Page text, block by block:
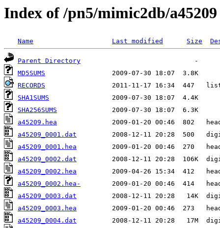
Index of /pn5/mimic2db/a45209
Name Last modified Size
Parent Directory
MD5SUMS
RECORDS
SHA1SUMS
SHA256SUMS
a45209.hea
a45209_0001.dat
a45209_0001.hea
a45209_0002.dat
a45209_0002.hea
a45209_0002.hea-
a45209_0003.dat
a45209_0003.hea
a45209_0004.dat